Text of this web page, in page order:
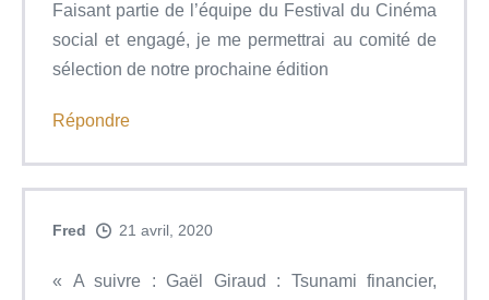
Faisant partie de l’équipe du Festival du Cinéma
social et engagé, je me permettrai au comité de
sélection de notre prochaine édition
Répondre
Fred 21 avril, 2020
« A suivre : Gaël Giraud : Tsunami financier,